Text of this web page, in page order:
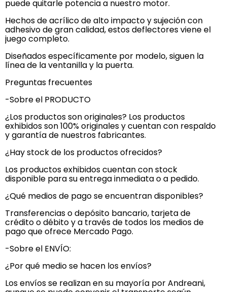
puede quitarle potencia a nuestro motor.
Hechos de acrílico de alto impacto y sujeción con
adhesivo de gran calidad, estos deflectores viene el
juego completo.
Diseñados específicamente por modelo, siguen la
línea de la ventanilla y la puerta.
Preguntas frecuentes
-Sobre el PRODUCTO
¿Los productos son originales? Los productos
exhibidos son 100% originales y cuentan con respaldo
y garantía de nuestros fabricantes.
¿Hay stock de los productos ofrecidos?
Los productos exhibidos cuentan con stock
disponible para su entrega inmediata o a pedido.
¿Qué medios de pago se encuentran disponibles?
Transferencias o depósito bancario, tarjeta de
crédito o débito y a través de todos los medios de
pago que ofrece Mercado Pago.
-Sobre el ENVÍO:
¿Por qué medio se hacen los envíos?
Los envíos se realizan en su mayoría por Andreani,